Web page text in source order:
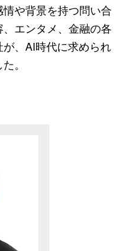
や背景を持つ問い合
エンタメ、金融の各
、AI時代に求められ
。